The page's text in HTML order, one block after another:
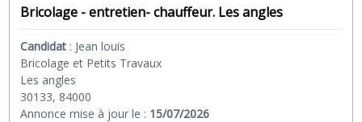
Bricolage - entretien- chauffeur. Les angles
Candidat : Jean louis
Bricolage et Petits Travaux
Les angles
30133, 84000
Annonce mise à jour le : 15/07/2026